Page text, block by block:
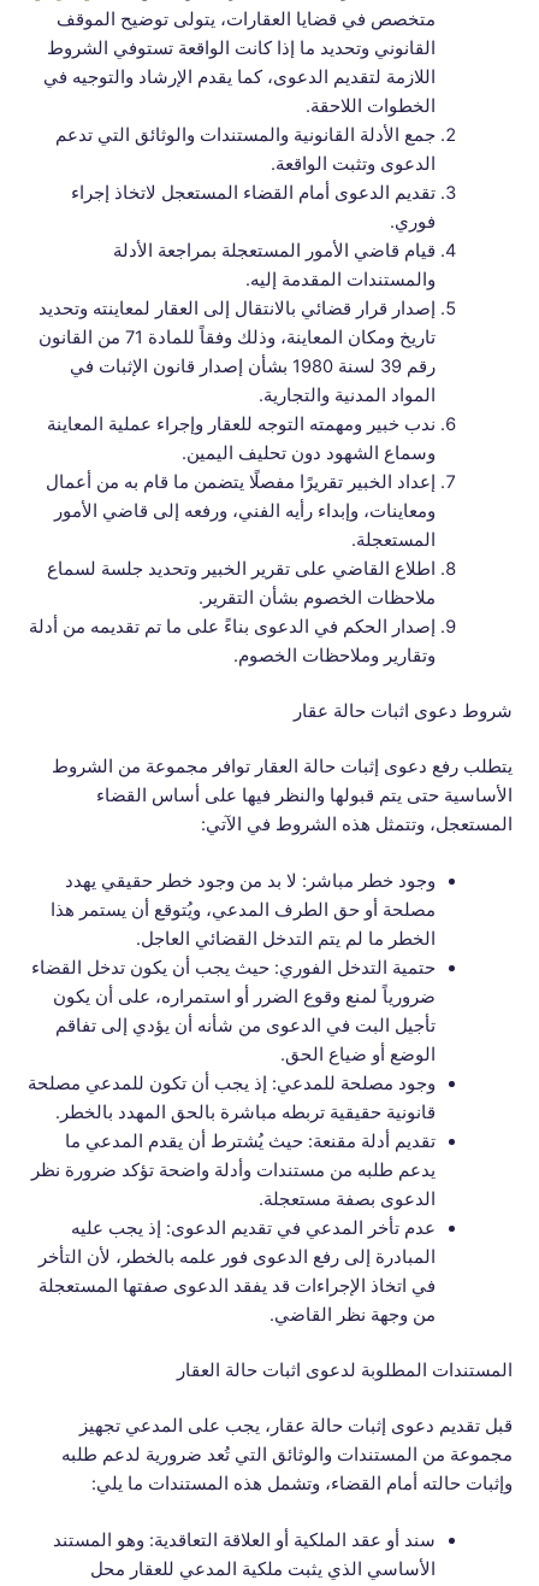
متخصص في قضايا العقارات، يتولى توضيح الموقف
القانوني وتحديد ما إذا كانت الواقعة تستوفي الشروط
اللازمة لتقديم الدعوى، كما يقدم الإرشاد والتوجيه في
الخطوات اللاحقة.
جمع الأدلة القانونية والمستندات والوثائق التي تدعم
الدعوى وتثبت الواقعة.
تقديم الدعوى أمام القضاء المستعجل لاتخاذ إجراء
فوري.
قيام قاضي الأمور المستعجلة بمراجعة الأدلة
والمستندات المقدمة إليه.
إصدار قرار قضائي بالانتقال إلى العقار لمعاينته وتحديد
تاريخ ومكان المعاينة، وذلك وفقاً للمادة 71 من القانون
رقم 39 لسنة 1980 بشأن إصدار قانون الإثبات في
المواد المدنية والتجارية.
ندب خبير ومهمته التوجه للعقار وإجراء عملية المعاينة
وسماع الشهود دون تحليف اليمين.
إعداد الخبير تقريرًا مفصلًا يتضمن ما قام به من أعمال
ومعاينات، وإبداء رأيه الفني، ورفعه إلى قاضي الأمور
المستعجلة.
اطلاع القاضي على تقرير الخبير وتحديد جلسة لسماع
ملاحظات الخصوم بشأن التقرير.
إصدار الحكم في الدعوى بناءً على ما تم تقديمه من أدلة
وتقارير وملاحظات الخصوم.
شروط دعوى اثبات حالة عقار
يتطلب رفع دعوى إثبات حالة العقار توافر مجموعة من الشروط
الأساسية حتى يتم قبولها والنظر فيها على أساس القضاء
المستعجل، وتتمثل هذه الشروط في الآتي:
وجود خطر مباشر: لا بد من وجود خطر حقيقي يهدد
مصلحة أو حق الطرف المدعي، ويُتوقع أن يستمر هذا
الخطر ما لم يتم التدخل القضائي العاجل.
حتمية التدخل الفوري: حيث يجب أن يكون تدخل القضاء
ضرورياً لمنع وقوع الضرر أو استمراره، على أن يكون
تأجيل البت في الدعوى من شأنه أن يؤدي إلى تفاقم
الوضع أو ضياع الحق.
وجود مصلحة للمدعي: إذ يجب أن تكون للمدعي مصلحة
قانونية حقيقية تربطه مباشرة بالحق المهدد بالخطر.
تقديم أدلة مقنعة: حيث يُشترط أن يقدم المدعي ما
يدعم طلبه من مستندات وأدلة واضحة تؤكد ضرورة نظر
الدعوى بصفة مستعجلة.
عدم تأخر المدعي في تقديم الدعوى: إذ يجب عليه
المبادرة إلى رفع الدعوى فور علمه بالخطر، لأن التأخر
في اتخاذ الإجراءات قد يفقد الدعوى صفتها المستعجلة
من وجهة نظر القاضي.
المستندات المطلوبة لدعوى اثبات حالة العقار
قبل تقديم دعوى إثبات حالة عقار، يجب على المدعي تجهيز
مجموعة من المستندات والوثائق التي تُعد ضرورية لدعم طلبه
وإثبات حالته أمام القضاء، وتشمل هذه المستندات ما يلي:
سند أو عقد الملكية أو العلاقة التعاقدية: وهو المستند
الأساسي الذي يثبت ملكية المدعي للعقار محل